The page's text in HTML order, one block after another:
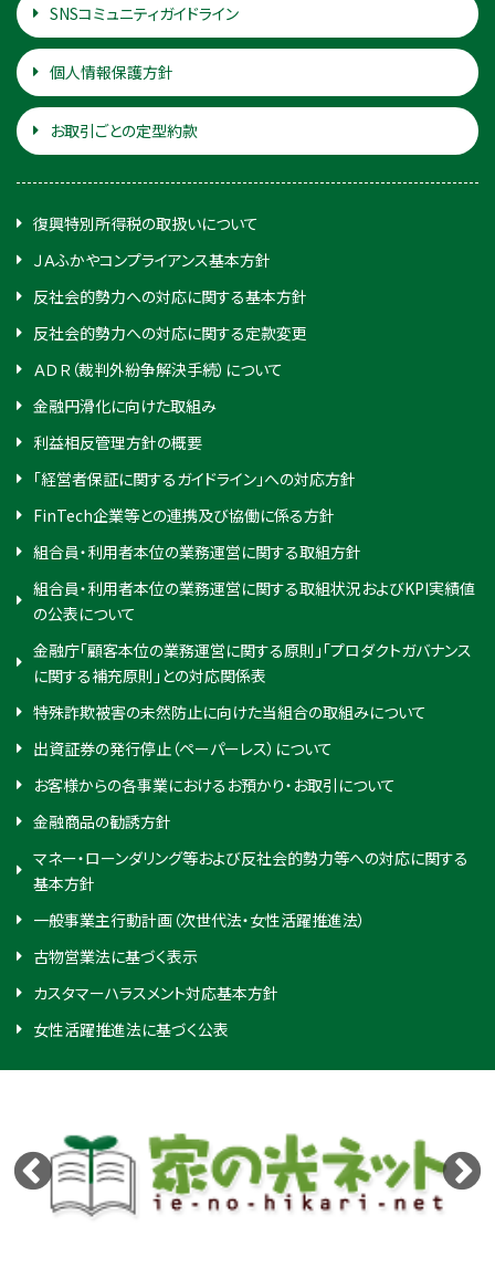
SNSコミュニティガイドライン
個人情報保護方針
お取引ごとの定型約款
復興特別所得税の取扱いについて
ＪＡふかやコンプライアンス基本方針
反社会的勢力への対応に関する基本方針
反社会的勢力への対応に関する定款変更
ＡＤＲ（裁判外紛争解決手続）について
金融円滑化に向けた取組み
利益相反管理方針の概要
「経営者保証に関するガイドライン」への対応方針
FinTech企業等との連携及び協働に係る方針
組合員・利用者本位の業務運営に関する取組方針
組合員・利用者本位の業務運営に関する取組状況およびKPI実績値
の公表について
金融庁「顧客本位の業務運営に関する原則」「プロダクトガバナンス
に関する補充原則」との対応関係表
特殊詐欺被害の未然防止に向けた当組合の取組みについて
出資証券の発行停止（ペーパーレス）について
お客様からの各事業におけるお預かり・お取引について
金融商品の勧誘方針
マネー・ローンダリング等および反社会的勢力等への対応に関する
基本方針
一般事業主行動計画（次世代法・女性活躍推進法）
古物営業法に基づく表示
カスタマーハラスメント対応基本方針
女性活躍推進法に基づく公表